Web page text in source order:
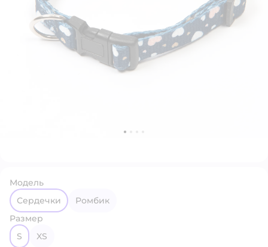
Модель
Сердечки
Ромбик
Размер
S
XS